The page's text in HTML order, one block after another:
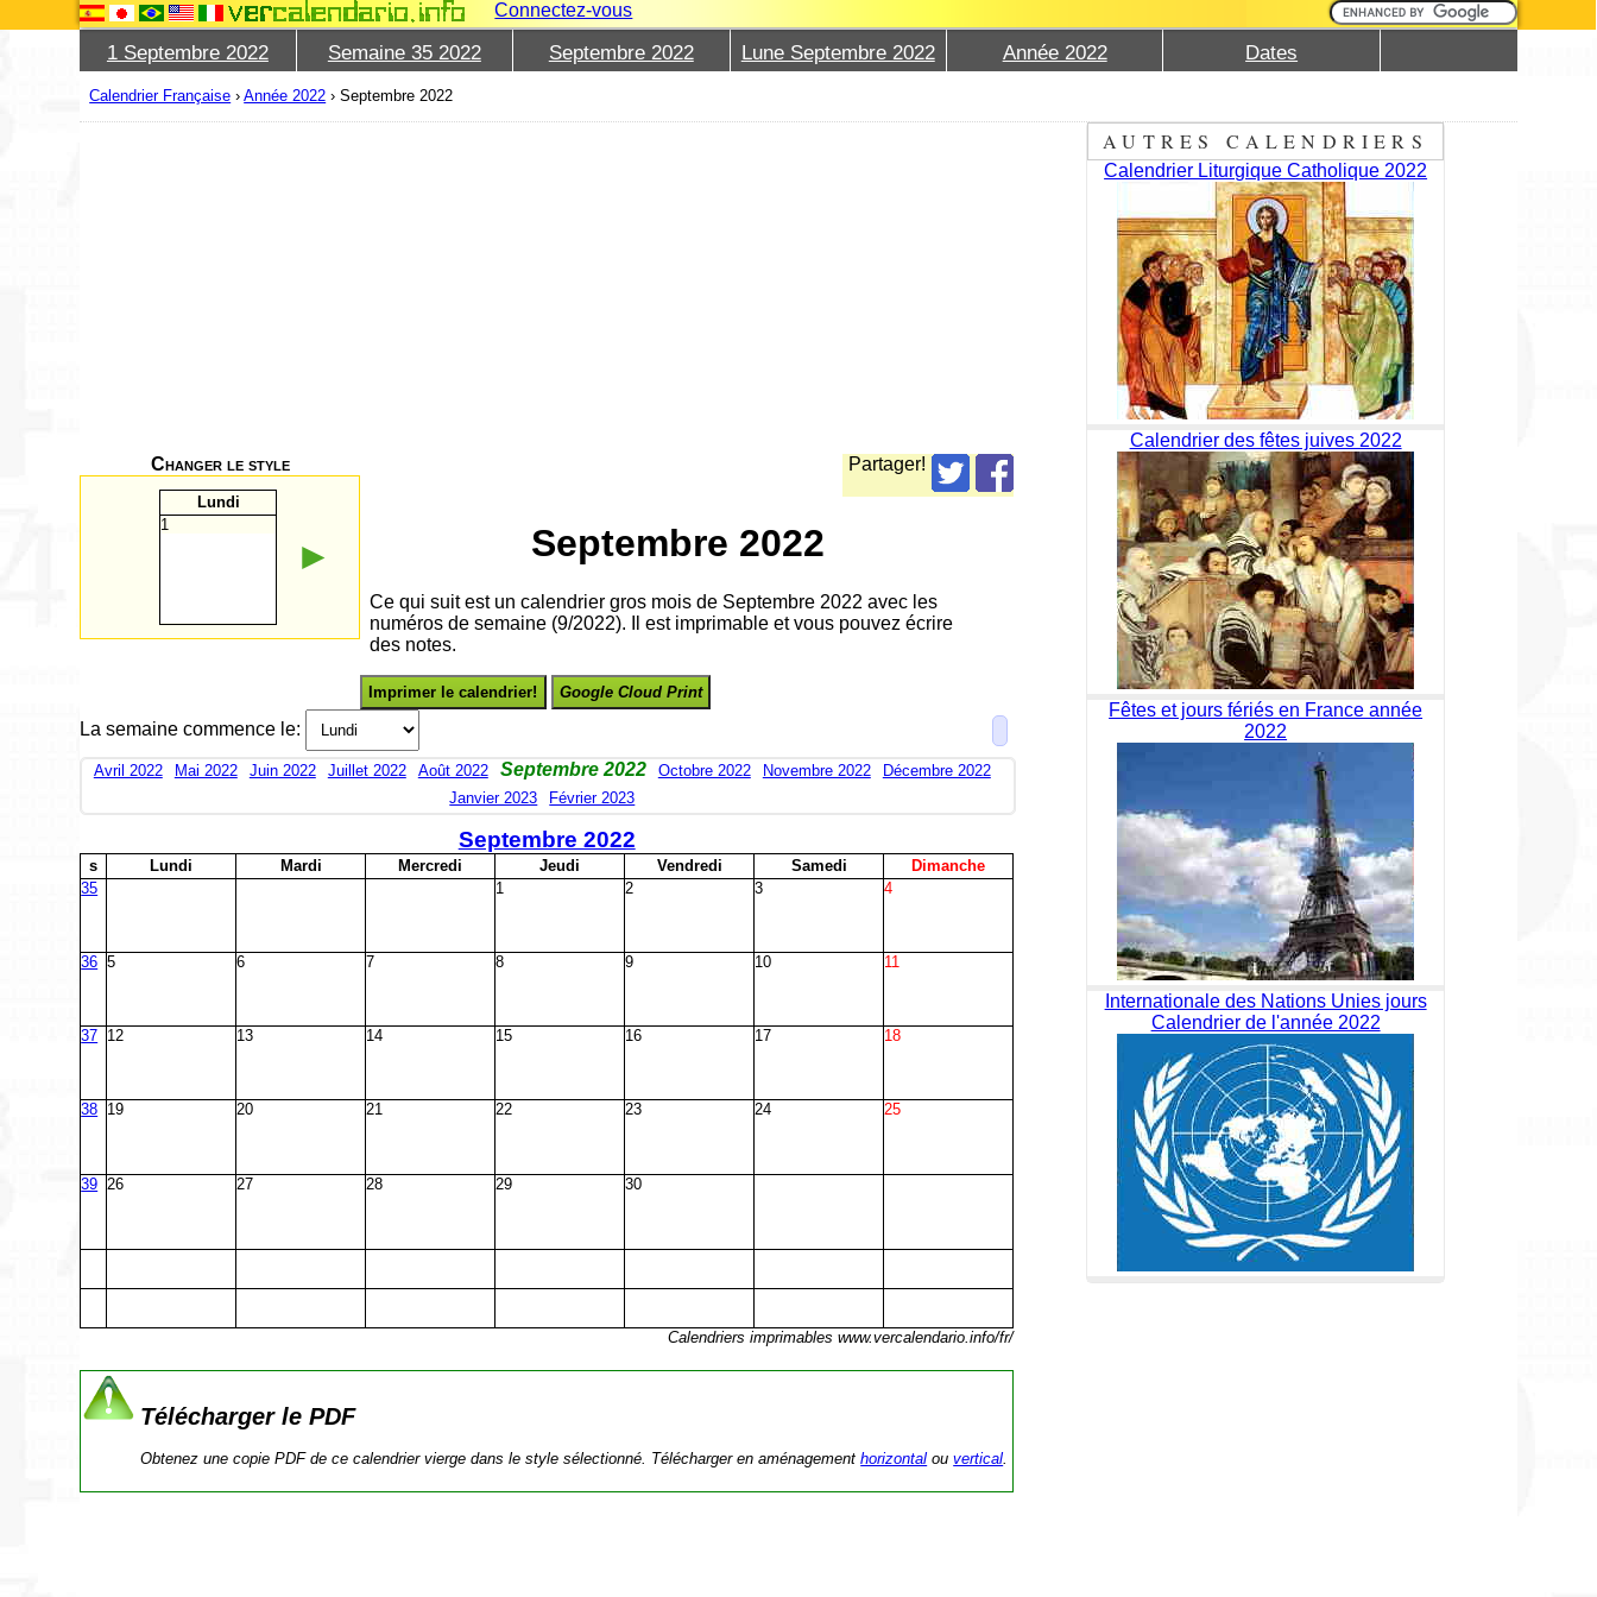
Connectez-vous
1 Septembre 2022 Semaine 35 2022 Septembre 2022 Lune Septembre 2022 Année 2022 Dates
Calendrier Française ›Année 2022 ›Septembre 2022
Partager!
Changer le style
Lundi
1
► Septembre 2022
Ce qui suit est un calendrier gros mois de Septembre 2022 avec les
numéros de semaine (9/2022). Il est imprimable et vous pouvez écrire
des notes.
Imprimer le calendrier! Google Cloud Print
La semaine commence le:
Avril 2022 Mai 2022 Juin 2022 Juillet 2022 Août 2022 Septembre 2022 Octobre 2022 Novembre 2022
Décembre 2022
Janvier 2023
Février 2023
Septembre 2022
s Lundi Mardi Mercredi Jeudi Vendredi Samedi Dimanche
35
1 2 3 4
36 5 6 7 8 9 10 11
37 12 13 14 15 16 17 18
38 19 20 21 22 23 24 25
39 26 27 28 29 30
Calendriers imprimables www.vercalendario.info/fr/
Télécharger le PDF
Obtenez une copie PDF de ce calendrier vierge dans le style sélectionné. Télécharger en aménagementhorizontal ouvertical.
AUTRES CALENDRIERS
Calendrier Liturgique Catholique 2022
Calendrier des fêtes juives 2022
Fêtes et jours fériés en France année
2022
Internationale des Nations Unies jours
Calendrier de l'année 2022